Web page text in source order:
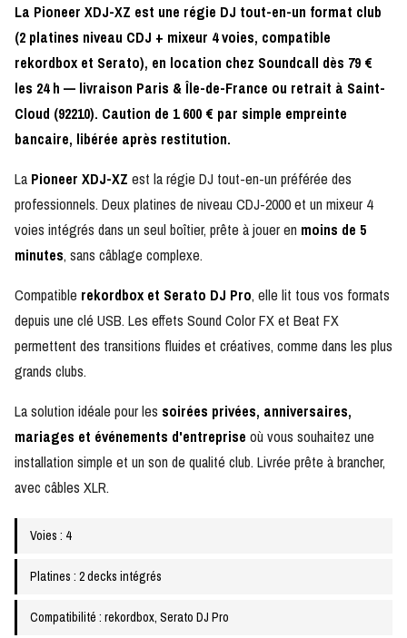
La Pioneer XDJ-XZ est une régie DJ tout-en-un format club
(2 platines niveau CDJ + mixeur 4 voies, compatible
rekordbox et Serato), en location chez Soundcall dès 79 €
les 24 h — livraison Paris & Île-de-France ou retrait à Saint-
Cloud (92210). Caution de 1 600 € par simple empreinte
bancaire, libérée après restitution.
La Pioneer XDJ-XZ est la régie DJ tout-en-un préférée des
professionnels. Deux platines de niveau CDJ-2000 et un mixeur 4
voies intégrés dans un seul boîtier, prête à jouer en moins de 5
minutes, sans câblage complexe.
Compatible rekordbox et Serato DJ Pro, elle lit tous vos formats
depuis une clé USB. Les effets Sound Color FX et Beat FX
permettent des transitions fluides et créatives, comme dans les plus
grands clubs.
La solution idéale pour les soirées privées, anniversaires,
mariages et événements d'entreprise où vous souhaitez une
installation simple et un son de qualité club. Livrée prête à brancher,
avec câbles XLR.
Voies : 4
Platines : 2 decks intégrés
Compatibilité : rekordbox, Serato DJ Pro